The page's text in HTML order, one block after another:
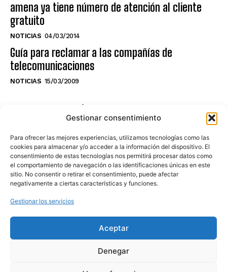
Gestionar consentimiento
Para ofrecer las mejores experiencias, utilizamos tecnologías como las
cookies para almacenar y/o acceder a la información del dispositivo. El
consentimiento de estas tecnologías nos permitirá procesar datos como
el comportamiento de navegación o las identificaciones únicas en este
sitio. No consentir o retirar el consentimiento, puede afectar
negativamente a ciertas características y funciones.
Gestionar los servicios
Aceptar
Denegar
amena ya tiene número de atención al cliente
gratuito
NOTICIAS 04/03/2014
Guía para reclamar a las compañías de
telecomunicaciones
NOTICIAS 15/03/2009
NO TE PIERDAS LO ÚLTIMO DEL CANAL
Haz clic en «Estoy de acuerdo» para
activar Youtube
POLÍTICA DE COOKIES